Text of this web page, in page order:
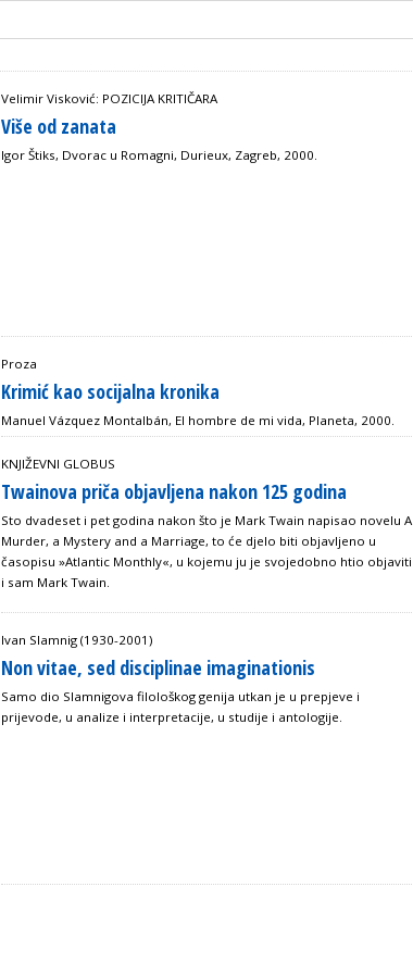
Velimir Visković: POZICIJA KRITIČARA
Više od zanata
Igor Štiks, Dvorac u Romagni, Durieux, Zagreb, 2000.
Proza
Krimić kao socijalna kronika
Manuel Vázquez Montalbán, El hombre de mi vida, Planeta, 2000.
KNJIŽEVNI GLOBUS
Twainova priča objavljena nakon 125 godina
Sto dvadeset i pet godina nakon što je Mark Twain napisao novelu A
Murder, a Mystery and a Marriage, to će djelo biti objavljeno u
časopisu »Atlantic Monthly«, u kojemu ju je svojedobno htio objaviti
i sam Mark Twain.
Ivan Slamnig (1930-2001)
Non vitae, sed disciplinae imaginationis
Samo dio Slamnigova filološkog genija utkan je u prepjeve i
prijevode, u analize i interpretacije, u studije i antologije.